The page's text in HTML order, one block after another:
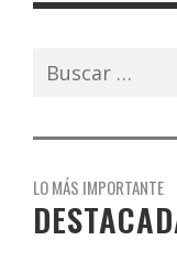
Buscar:
LO MÁS IMPORTANTE